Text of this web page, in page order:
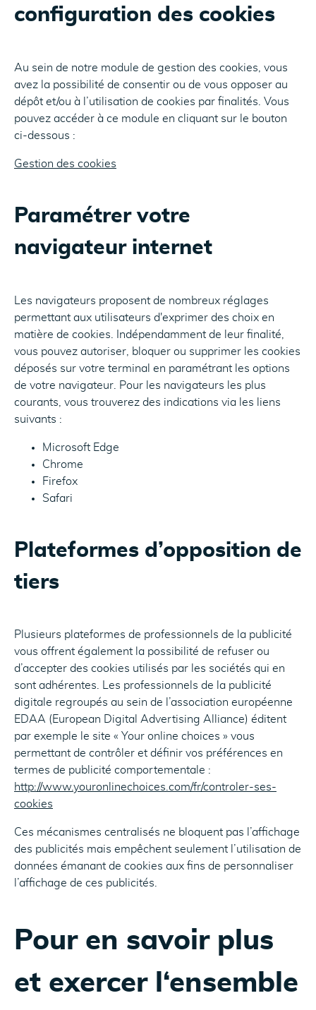
configuration des cookies
Au sein de notre module de gestion des cookies, vous
avez la possibilité de consentir ou de vous opposer au
dépôt et/ou à l’utilisation de cookies par finalités. Vous
pouvez accéder à ce module en cliquant sur le bouton
ci-dessous :
Gestion des cookies
Paramétrer votre
navigateur internet
Les navigateurs proposent de nombreux réglages
permettant aux utilisateurs d'exprimer des choix en
matière de cookies. Indépendamment de leur finalité,
vous pouvez autoriser, bloquer ou supprimer les cookies
déposés sur votre terminal en paramétrant les options
de votre navigateur. Pour les navigateurs les plus
courants, vous trouverez des indications via les liens
suivants :
Microsoft Edge
Chrome
Firefox
Safari
Plateformes d’opposition de
tiers
Plusieurs plateformes de professionnels de la publicité
vous offrent également la possibilité de refuser ou
d’accepter des cookies utilisés par les sociétés qui en
sont adhérentes. Les professionnels de la publicité
digitale regroupés au sein de l’association européenne
EDAA (European Digital Advertising Alliance) éditent
par exemple le site « Your online choices » vous
permettant de contrôler et définir vos préférences en
termes de publicité comportementale :
http://www.youronlinechoices.com/fr/controler-ses-
cookies
Ces mécanismes centralisés ne bloquent pas l’affichage
des publicités mais empêchent seulement l’utilisation de
données émanant de cookies aux fins de personnaliser
l’affichage de ces publicités.
Pour en savoir plus
et exercer l‘ensemble